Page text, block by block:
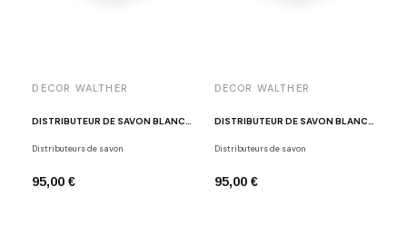
DECOR WALTHER
Distributeurs de savon
95,00 €
DECOR WALTHER
Distributeurs de savon
95,00 €